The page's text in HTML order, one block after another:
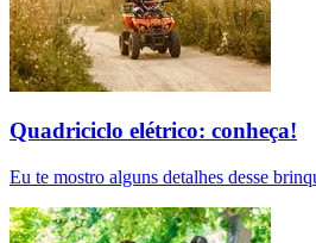
Quadriciclo elétrico: conheça!
Eu te mostro alguns detalhes desse